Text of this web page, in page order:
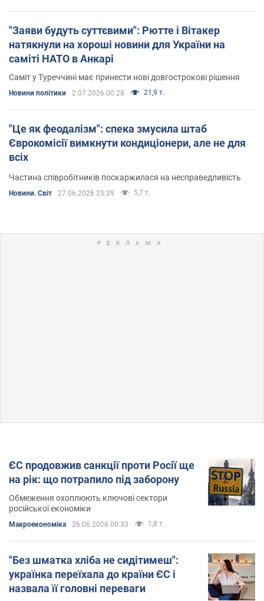
"Заяви будуть суттєвими": Рютте і Вітакер
натякнули на хороші новини для України на
саміті НАТО в Анкарі
Саміт у Туреччині має принести нові довгострокові рішення
Новини політики 2.07.2026 00:28 21,9 т.
"Це як феодалізм": спека змусила штаб
Єврокомісії вимкнути кондиціонери, але не для
всіх
Частина співробітників поскаржилася на несправедливість
Новини. Світ 27.06.2026 23:39 5,7 т.
ЄС продовжив санкції проти Росії ще
на рік: що потрапило під заборону
Обмеження охоплюють ключові сектори
російської економіки
Mакроекономіка 26.06.2026 00:33 1,8 т.
"Без шматка хліба не сидітимеш":
українка переїхала до країни ЄС і
назвала її головні переваги